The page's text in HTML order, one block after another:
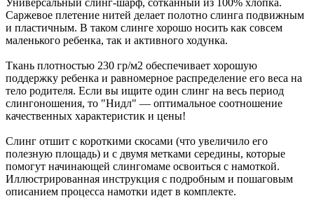
Универсальный слинг-шарф, сотканный из 100% хлопка.
Саржевое плетение нитей делает полотно слинга подвижным
и пластичным. В таком слинге хорошо носить как совсем
маленького ребенка, так и активного ходунка.
Ткань плотностью 230 гр/м2 обеспечивает хорошую
поддержку ребенка и равномерное распределение его веса на
тело родителя. Если вы ищите один слинг на весь период
слингоношения, то "Нидл" — оптимальное соотношение
качественных характеристик и цены!
Слинг отшит с короткими скосами (что увеличило его
полезную площадь) и с двумя метками середины, которые
помогут начинающей слингомаме освоиться с намоткой.
Иллюстрированная инструкция с подробным и пошаговым
описанием процесса намотки идет в комплекте.